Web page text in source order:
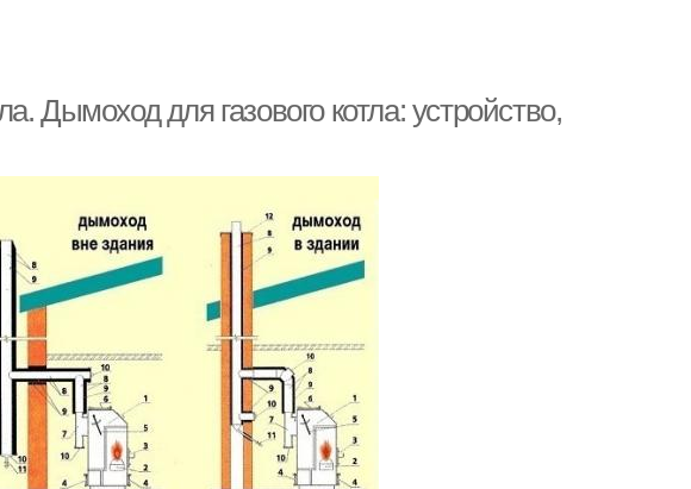
Дымоход для газового котла: устройство,